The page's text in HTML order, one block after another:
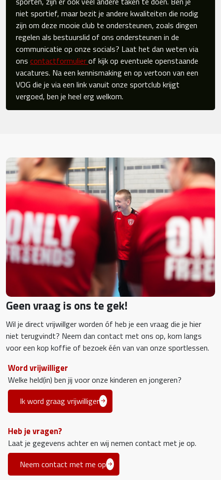
niet sportief, maar bezit je andere kwaliteiten die nodig
zijn om deze mooie club te ondersteunen, zoals dingen
regelen als bestuurslid of ons ondersteunen in de
communicatie op onze socials? Laat het dan weten via
ons contactformulierof kijk op eventuele openstaande
vacatures. Na een kennismaking en op vertoon van een
VOG die je via een link vanuit onze sportclub krijgt
vergoed, ben je heel erg welkom.
Geen vraag is ons te gek!
Wil je direct vrijwillger worden óf heb je een vraag die je hier
niet terugvindt? Neem dan contact met ons op, kom langs
voor een kop koffie of bezoek één van van onze sportlessen.
Word vrijwilliger
Welke held(in) ben jij voor onze kinderen en jongeren?
Ik word graag vrijwilliger
Heb je vragen?
Laat je gegevens achter en wij nemen contact met je op.
Neem contact met me op